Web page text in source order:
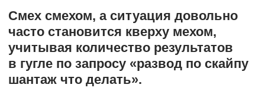
Смех смехом, а ситуация довольно
часто становится кверху мехом,
учитывая количество результатов
в гугле по запросу «развод по скайпу
шантаж что делать».